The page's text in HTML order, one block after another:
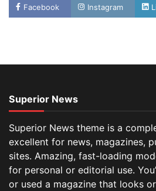
Facebook Instagram
Superior News
Superior News theme is a
excellent for news, magazines,
sites. Amazing, fast-loading
for personal or editorial use.
or used a magazine that looks